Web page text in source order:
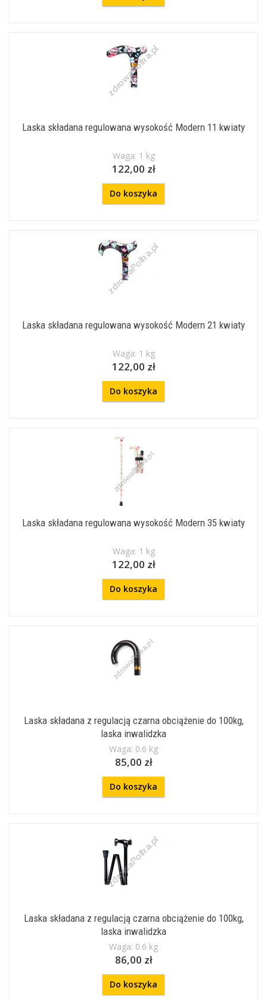
Laska składana regulowana wysokość Modern 11 kwiaty
Waga: 1 kg
122,00 zł
Do koszyka
Laska składana regulowana wysokość Modern 21 kwiaty
Waga: 1 kg
122,00 zł
Do koszyka
Laska składana regulowana wysokość Modern 35 kwiaty
Waga: 1 kg
122,00 zł
Do koszyka
Laska składana z regulacją czarna obciążenie do 100kg,
laska inwalidzka
Waga: 0.6 kg
85,00 zł
Do koszyka
Laska składana z regulacją czarna obciążenie do 100kg,
laska inwalidzka
Waga: 0.6 kg
86,00 zł
Do koszyka